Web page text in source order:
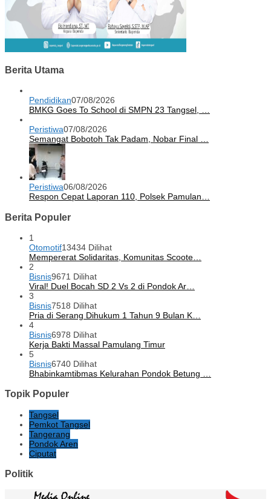
Berita Utama
Pendidikan07/08/2026
BMKG Goes To School di SMPN 23 Tangsel, …
Peristiwa07/08/2026
Semangat Bobotoh Tak Padam, Nobar Final …
Peristiwa06/08/2026
Respon Cepat Laporan 110, Polsek Pamulan…
Berita Populer
1
Otomotif13434 Dilihat
Mempererat Solidaritas, Komunitas Scoote…
2
Bisnis9671 Dilihat
Viral! Duel Bocah SD 2 Vs 2 di Pondok Ar…
3
Bisnis7518 Dilihat
Pria di Serang Dihukum 1 Tahun 9 Bulan K…
4
Bisnis6978 Dilihat
Kerja Bakti Massal Pamulang Timur
5
Bisnis6740 Dilihat
Bhabinkamtibmas Kelurahan Pondok Betung …
Topik Populer
Tangsel
Pemkot Tangsel
Tangerang
Pondok Aren
Ciputat
Politik